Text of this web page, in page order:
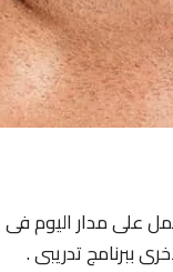
على مدار اليوم فى
ببرنامج تدريبى .